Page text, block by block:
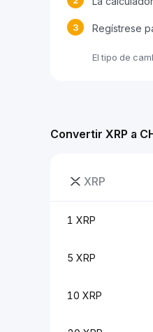
3 Regístrese
El tipo de
Convertir XRP a
XRP
1 XRP
5 XRP
10 XRP